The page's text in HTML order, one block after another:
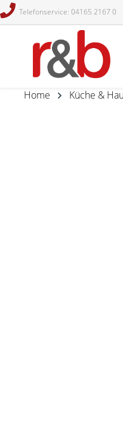
Zur Suche springen
Telefonservice: 04165 2167 0
Home Küche &